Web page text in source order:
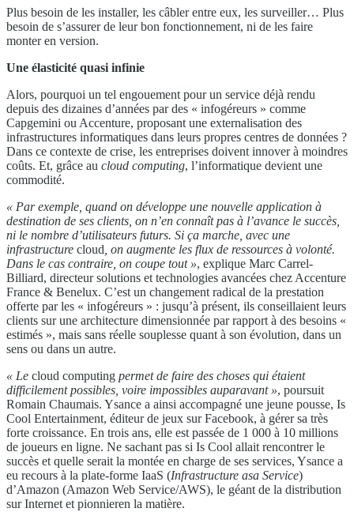
Plus besoin de les installer, les câbler entre eux, les surveiller… Plus
besoin de s’assurer de leur bon fonctionnement, ni de les faire
monter en version.
Une élasticité quasi infinie
Alors, pourquoi un tel engouement pour un service déjà rendu
depuis des dizaines d’années par des « infogéreurs » comme
Capgemini ou Accenture, proposant une externalisation des
infrastructures informatiques dans leurs propres centres de données ?
Dans ce contexte de crise, les entreprises doivent innover à moindres
coûts. Et, grâce au cloud computing, l’informatique devient une
commodité.
« Par exemple, quand on développe une nouvelle application à
destination de ses clients, on n’en connaît pas à l’avance le succès,
ni le nombre d’utilisateurs futurs. Si ça marche, avec une
infrastructure cloud , on augmente les flux de ressources à volonté.
Dans le cas contraire, on coupe tout », explique Marc Carrel-
Billiard, directeur solutions et technologies avancées chez Accenture
France & Benelux. C’est un changement radical de la prestation
offerte par les « infogéreurs » : jusqu’à présent, ils conseillaient leurs
clients sur une architecture dimensionnée par rapport à des besoins «
estimés », mais sans réelle souplesse quant à son évolution, dans un
sens ou dans un autre.
« Le cloud computing permet de faire des choses qui étaient
difficilement possibles, voire impossibles auparavant », poursuit
Romain Chaumais. Ysance a ainsi accompagné une jeune pousse, Is
Cool Entertainment, éditeur de jeux sur Facebook, à gérer sa très
forte croissance. En trois ans, elle est passée de 1 000 à 10 millions
de joueurs en ligne. Ne sachant pas si Is Cool allait rencontrer le
succès et quelle serait la montée en charge de ses services, Ysance a
eu recours à la plate-forme IaaS (Infrastructure asa Service)
d’Amazon (Amazon Web Service/AWS), le géant de la distribution
sur Internet et pionnieren la matière.